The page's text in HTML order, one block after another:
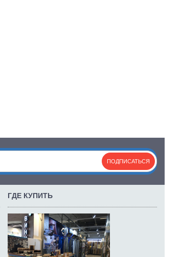
ПОДПИСАТЬСЯ
ГДЕ КУПИТЬ